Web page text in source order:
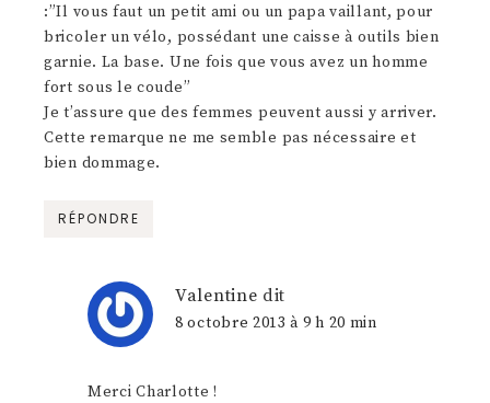
:”Il vous faut un petit ami ou un papa vaillant, pour
bricoler un vélo, possédant une caisse à outils bien
garnie. La base. Une fois que vous avez un homme
fort sous le coude”
Je t’assure que des femmes peuvent aussi y arriver.
Cette remarque ne me semble pas nécessaire et
bien dommage.
RÉPONDRE
Valentine dit
8 octobre 2013 à 9 h 20 min
Merci Charlotte !